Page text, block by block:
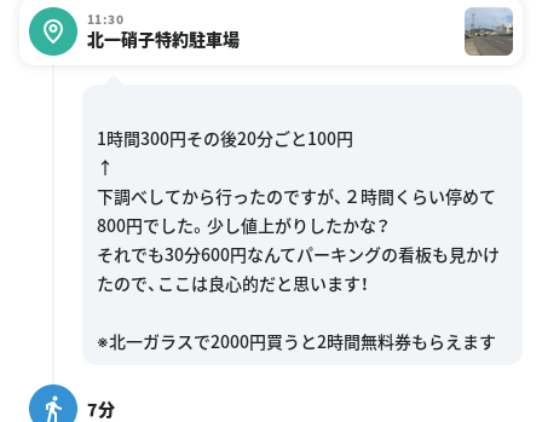
11:30
北一硝子特約駐車場
1時間300円その後20分ごと100円
↑
下調べしてから行ったのですが、２時間くらい停めて
800円でした。少し値上がりしたかな？
それでも30分600円なんてパーキングの看板も見かけ
たので、ここは良心的だと思います！
7分